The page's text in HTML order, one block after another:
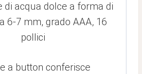
di acqua dolce a forma di
6-7 mm, grado AAA, 16
pollici
a button conferisce